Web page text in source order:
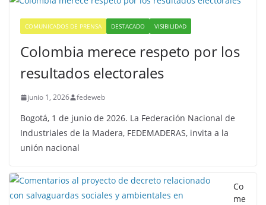
COMUNICADOS DE PRENSA DESTACADO VISIBILIDAD
Colombia merece respeto por los
resultados electorales
junio 1, 2026 fedeweb
Bogotá, 1 de junio de 2026. La Federación Nacional de
Industriales de la Madera, FEDEMADERAS, invita a la
unión nacional
Co
me